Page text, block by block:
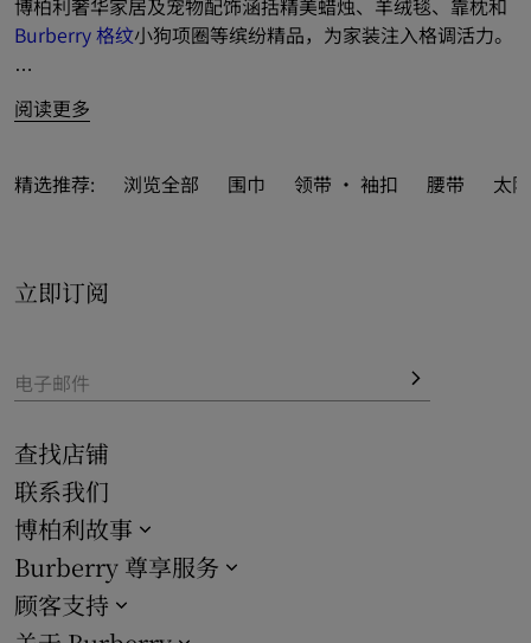
Burberry 格纹小狗项圈等缤纷精品，为家装注入格调活力。
阅读更多
精选推荐: 浏览全部 围巾 领带 · 袖扣 腰带 太
立即订阅
电子邮件
查找店铺
联系我们
博柏利故事
Burberry 尊享服务
顾客支持